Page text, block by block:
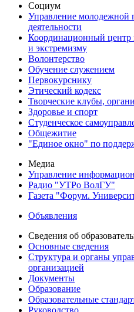
Социум
Управление молодежной
деятельности
Координационный центр
и экстремизму
Волонтерство
Обучение служением
Первокурснику
Этический кодекс
Творческие клубы,
Здоровье и спорт
Студенческое
Общежитие
"Единое окно" по
Медиа
Управление
Радио "УТРо ВолГУ"
Газета "Форум.
Объявления
Сведения об
Основные сведения
Структура и органы
организацией
Документы
Образование
Образовательные